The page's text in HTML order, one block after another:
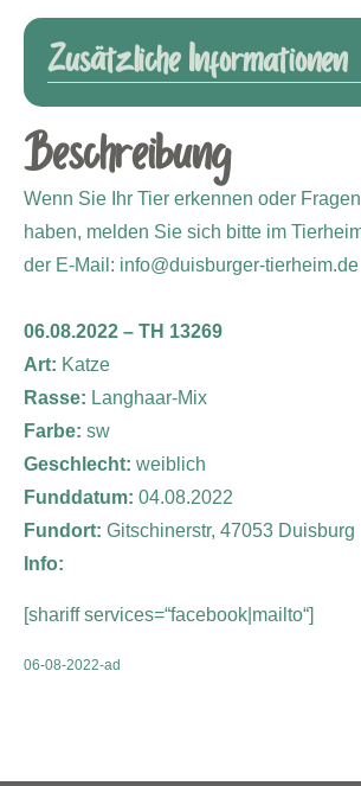
Zusätzliche Informationen
Beschreibung
Wenn Sie Ihr Tier erkennen oder
haben, melden Sie sich bitte im
der E-Mail: info@duisburger-tierheim.de
06.08.2022 – TH 13269
Art: Katze
Rasse: Langhaar-Mix
Farbe: sw
Geschlecht: weiblich
Funddatum: 04.08.2022
Fundort: Gitschinerstr, 47053 Duisburg
Info:
[shariff services=“facebook|mailto“]
06-08-2022-ad